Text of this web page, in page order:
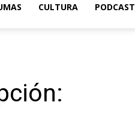
Evolución
CULTURA PODCAST